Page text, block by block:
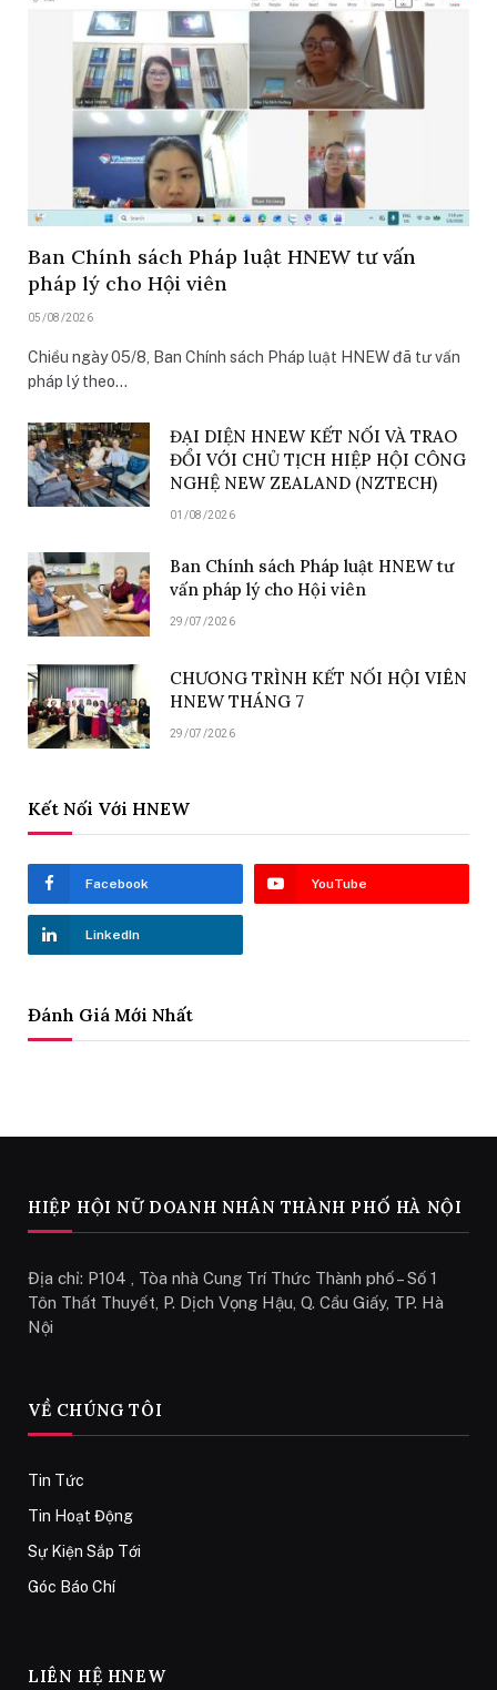
Ban Chính sách Pháp luật HNEW tư vấn
pháp lý cho Hội viên
05/08/2026
Chiều ngày 05/8, Ban Chính sách Pháp luật HNEW đã tư vấn
pháp lý theo…
ĐẠI DIỆN HNEW KẾT NỐI VÀ TRAO
ĐỔI VỚI CHỦ TỊCH HIỆP HỘI CÔNG
NGHỆ NEW ZEALAND (NZTECH)
01/08/2026
Ban Chính sách Pháp luật HNEW tư
vấn pháp lý cho Hội viên
29/07/2026
CHƯƠNG TRÌNH KẾT NỐI HỘI VIÊN
HNEW THÁNG 7
29/07/2026
Kết Nối Với HNEW
Facebook YouTube
LinkedIn
Đánh Giá Mới Nhất
HIỆP HỘI NỮ DOANH NHÂN THÀNH PHỐ HÀ NỘI
Địa chỉ: P104 , Tòa nhà Cung Trí Thức Thành phố – Số 1
Tôn Thất Thuyết, P. Dịch Vọng Hậu, Q. Cầu Giấy, TP. Hà
Nội
VỀ CHÚNG TÔI
Tin Tức
Tin Hoạt Động
Sự Kiện Sắp Tới
Góc Báo Chí
LIÊN HỆ HNEW